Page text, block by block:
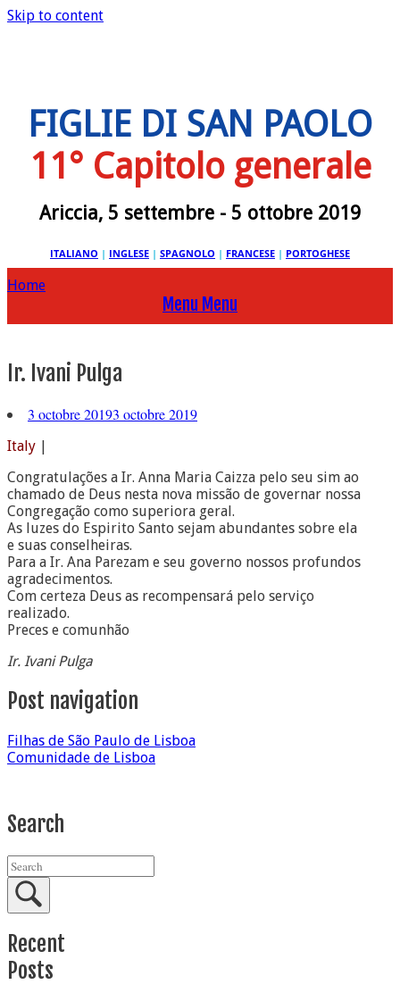
Skip to content
FIGLIE DI SAN PAOLO
11° Capitolo generale
Ariccia, 5 settembre - 5 ottobre 2019
ITALIANO | INGLESE | SPAGNOLO | FRANCESE | PORTOGHESE
Home
Menu Menu
Ir. Ivani Pulga
3 octobre 20193 octobre 2019
Italy |
Congratulações a Ir. Anna Maria Caizza pelo seu sim ao
chamado de Deus nesta nova missão de governar nossa
Congregação como superiora geral.
As luzes do Espirito Santo sejam abundantes sobre ela
e suas conselheiras.
Para a Ir. Ana Parezam e seu governo nossos profundos
agradecimentos.
Com certeza Deus as recompensará pelo serviço
realizado.
Preces e comunhão
Ir. Ivani Pulga
Post navigation
Filhas de São Paulo de Lisboa
Comunidade de Lisboa
Search
Recent
Posts